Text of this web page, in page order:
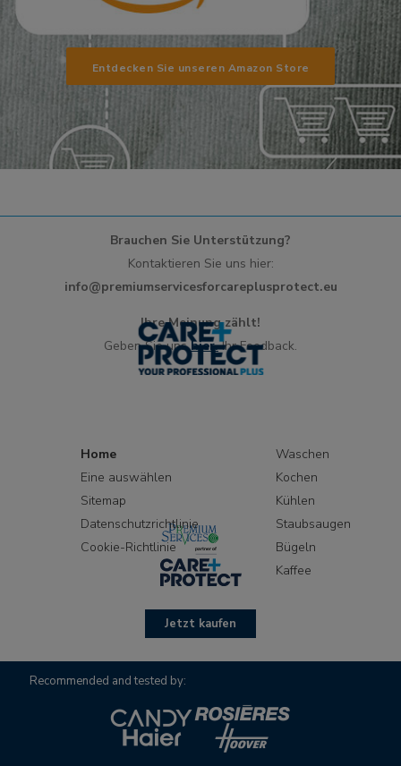
Entdecken Sie unseren Amazon Store
Brauchen Sie Unterstützung?
Kontaktieren Sie uns hier:
info@premiumservicesforcareplusprotect.eu
Ihre Meinung zählt!
Geben Sie unshier.Ihr Feedback.
Home
Eine auswählen
Sitemap
Datenschutzrichtlinie
Cookie-Richtlinie
Waschen
Kochen
Kühlen
Staubsaugen
Bügeln
Kaffee
Jetzt kaufen
Recommended and tested by: